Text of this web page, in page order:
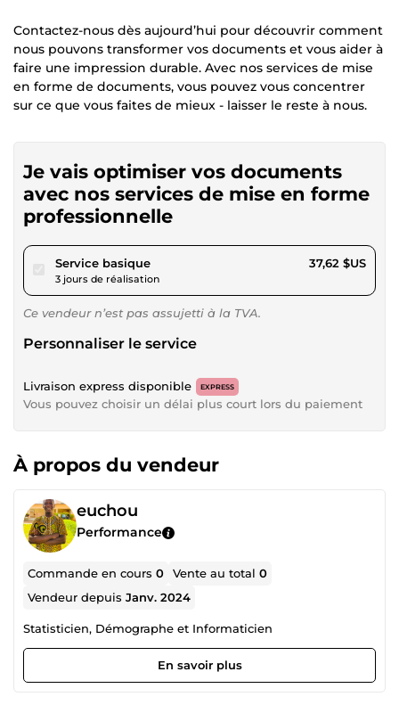
Contactez-nous dès aujourd’hui pour découvrir comment
nous pouvons transformer vos documents et vous aider à
faire une impression durable. Avec nos services de mise
en forme de documents, vous pouvez vous concentrer
sur ce que vous faites de mieux - laisser le reste à nous.
Je vais optimiser vos documents
avec nos services de mise en forme
professionnelle
Service basiquepour 34,67 $US
3 jours de réalisation
37,62 $US
Ce vendeur n’est pas assujetti à la TVA.
Personnaliser le service
Livraison express disponible EXPRESS
Vous pouvez choisir un délai plus court lors du paiement
À propos du vendeur
euchou
Performance
Commande en cours0 Vente au total0
Vendeur depuisJanv. 2024
Statisticien, Démographe et Informaticien
En savoir plus